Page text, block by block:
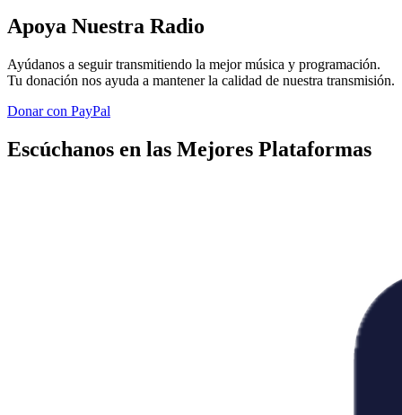
Apoya Nuestra Radio
Ayúdanos a seguir transmitiendo la mejor música y programación.
Tu donación nos ayuda a mantener la calidad de nuestra transmisión.
Donar con PayPal
Escúchanos en las Mejores Plataformas